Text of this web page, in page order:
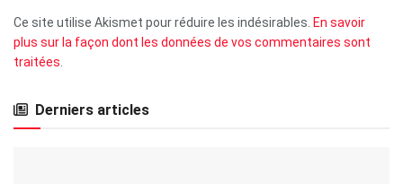
Ce site utilise Akismet pour réduire les indésirables. En savoir
plus sur la façon dont les données de vos commentaires sont
traitées
Derniers articles